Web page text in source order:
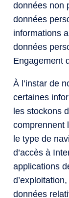
données non
données
informations
données
Engagement
À l’instar de
certaines
les stockons
comprennent
le type de
d’accès à
applications
données